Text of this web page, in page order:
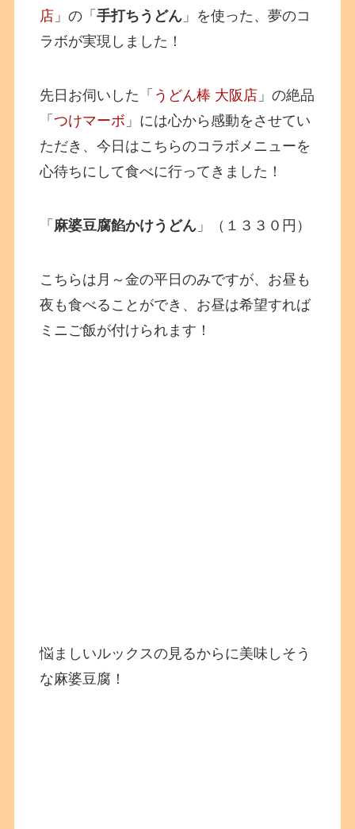
店 」の「手打ちうどん 」を使った、夢のコ
ラボが実現しました！
先日お伺いした「 うどん棒 大阪店 」の絶品
「つけマーボ 」には心から感動をさせてい
ただき、今日はこちらのコラボメニューを
心待ちにして食べに行ってきました！
「 麻婆豆腐餡かけうどん 」（１３３０円）
こちらは月～金の平日のみですが、お昼も
夜も食べることができ、お昼は希望すれば
ミニご飯が付けられます！
悩ましいルックスの見るからに美味しそう
な麻婆豆腐！